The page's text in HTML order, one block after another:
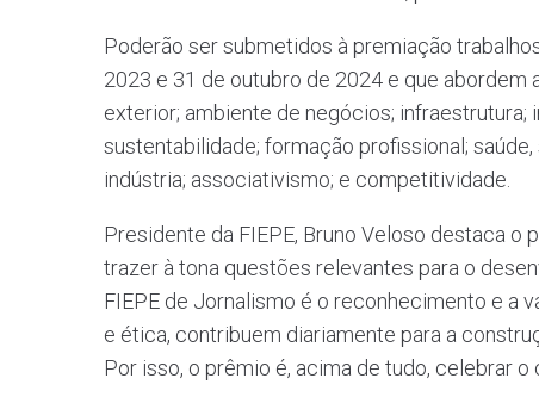
Poderão ser submetidos à premiação
2023 e 31 de outubro de 2024 e que
exterior; ambiente de negócios;
sustentabilidade; formação profissional;
indústria; associativismo; e competitividade.
Presidente da FIEPE, Bruno Veloso destaca
trazer à tona questões relevantes para o
FIEPE de Jornalismo é o reconhecimento e a
e ética, contribuem diariamente para a
Por isso, o prêmio é, acima de tudo, celebrar